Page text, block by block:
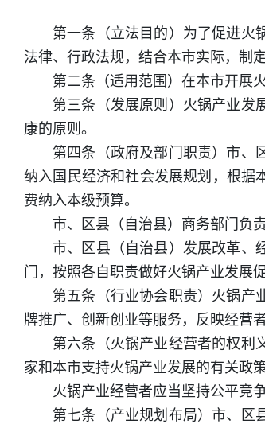
第一条（立法目的）为了促进火
法律、行政法规，结合本市实际，制定
第二条（适用范围）在本市开展
第三条（发展原则）火锅产业发
康的原则。
第四条（政府及部门职责）市、
纳入国民经济和社会发展规划，根据
费纳入本级预算。
市、区县（自治县）商务部门负
市、区县（自治县）发展改革、
门，按照各自职责做好火锅产业发展
第五条（行业协会职责）火锅产
牌推广、创新创业等服务，反映经营
第六条（火锅产业经营者的权利
家和本市支持火锅产业发展的有关政策
火锅产业经营者应当坚持公平竞
第七条（产业规划布局）市、区